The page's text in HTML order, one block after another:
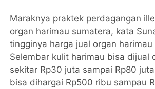
Maraknya praktek perdagangan
organ harimau sumatera, kata
tingginya harga jual organ
Selembar kulit harimau bisa dijual
sekitar Rp30 juta sampai Rp80
bisa dihargai Rp500 ribu sampau